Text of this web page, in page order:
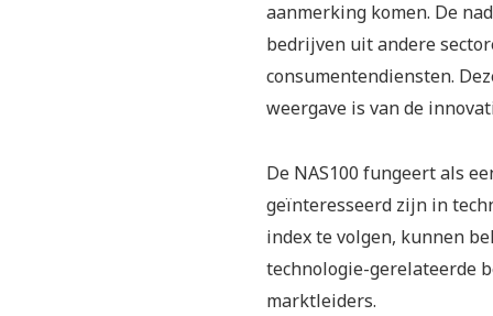
aanmerking komen. De
bedrijven uit andere
consumentendiensten.
weergave is van de
De NAS100 fungeert als
geïnteresseerd zijn in
index te volgen, kunnen
technologie-gerelateerde
marktleiders.